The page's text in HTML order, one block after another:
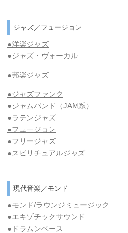
ジャズ／フュージョン
●洋楽ジャズ
●ジャズ・ヴォーカル
●邦楽ジャズ
●ジャズファンク
●ジャムバンド（JAM系）
●ラテンジャズ
●フュージョン
●フリージャズ
●スピリチュアルジャズ
現代音楽／モンド
●モンド/ラウンジミュージック
●エキゾチックサウンド
● ドラムンベース